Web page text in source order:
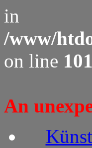
in
/www/
on line 101
An